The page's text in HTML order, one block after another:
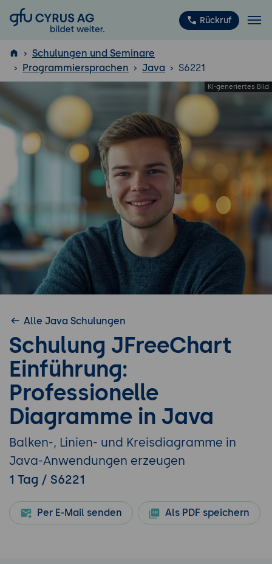
GFU Cyrus AG Rückruf
ISTQB ®
Schulungen und Seminare
Programmiersprachen
Java S6221
Alle Java Schulungen
Schulung JFreeChart
Einführung:
Professionelle
Diagramme in Java
Balken-, Linien- und Kreisdiagramme in
Java-Anwendungen erzeugen
1 Tag / S6221
Per E-Mail senden Als PDF speichern